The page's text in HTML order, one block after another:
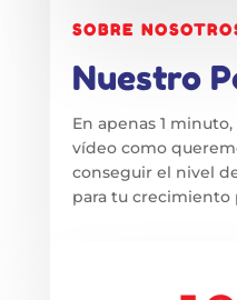
SOBRE
Nuestro
En apenas 1
vídeo como
conseguir el nivel
para tu crecimiento